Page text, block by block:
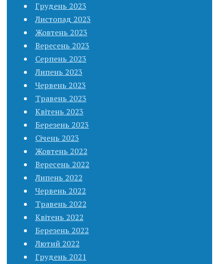
Грудень 2023
Листопад 2023
Жовтень 2023
Вересень 2023
Серпень 2023
Липень 2023
Червень 2023
Травень 2023
Квітень 2023
Березень 2023
Січень 2023
Жовтень 2022
Вересень 2022
Липень 2022
Червень 2022
Травень 2022
Квітень 2022
Березень 2022
Лютий 2022
Грудень 2021